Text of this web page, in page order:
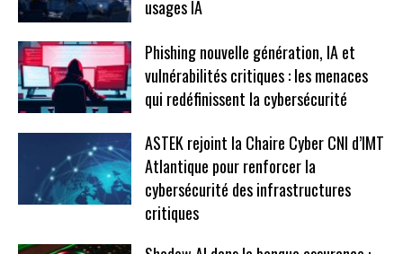
usages IA
Phishing nouvelle génération, IA et
vulnérabilités critiques : les menaces
qui redéfinissent la cybersécurité
ASTEK rejoint la Chaire Cyber CNI d’IMT
Atlantique pour renforcer la
cybersécurité des infrastructures
critiques